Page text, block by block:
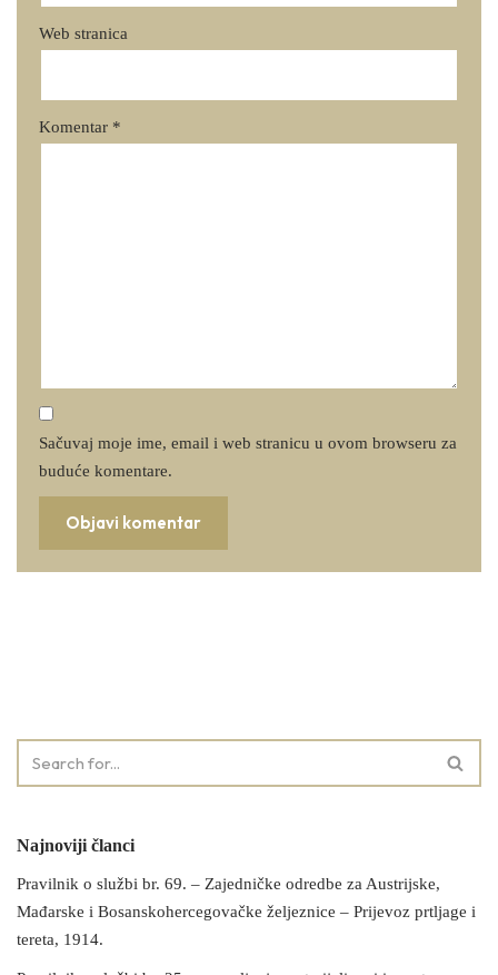
Web stranica
Komentar *
Sačuvaj moje ime, email i web stranicu u ovom browseru za
buduće komentare.
Najnoviji članci
Pravilnik o službi br. 69. – Zajedničke odredbe za Austrijske,
Mađarske i Bosanskohercegovačke željeznice – Prijevoz prtljage i
tereta, 1914.